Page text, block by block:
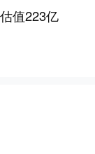
值223亿